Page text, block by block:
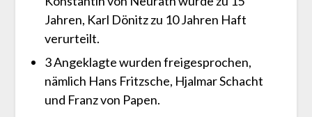
Jahren, Karl Dönitz zu 10 Jahren Haft
verurteilt.
3 Angeklagte wurden freigesprochen,
nämlich Hans Fritzsche, Hjalmar Schacht
und Franz von Papen.